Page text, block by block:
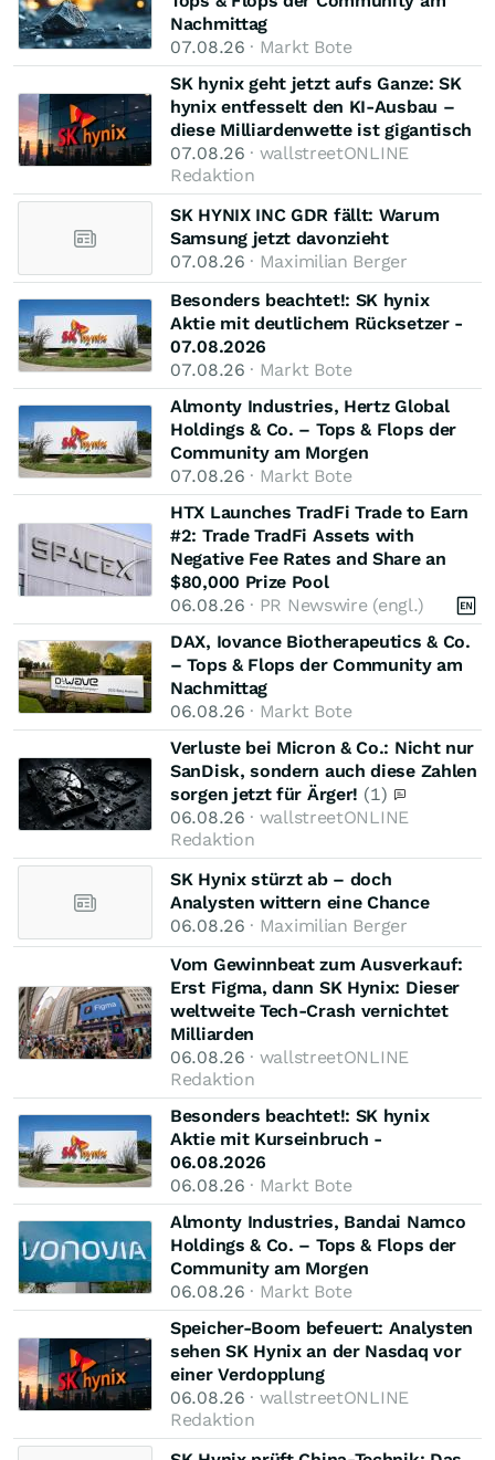
Nachmittag
07.08.26 · Markt Bote
SK hynix geht jetzt aufs Ganze: SK
hynix entfesselt den KI-Ausbau –
diese Milliardenwette ist gigantisch
07.08.26 · wallstreetONLINE
Redaktion
SK HYNIX INC GDR fällt: Warum
Samsung jetzt davonzieht
07.08.26 · Maximilian Berger
Besonders beachtet!: SK hynix
Aktie mit deutlichem Rücksetzer -
07.08.2026
07.08.26 · Markt Bote
Almonty Industries, Hertz Global
Holdings & Co. – Tops & Flops der
Community am Morgen
07.08.26 · Markt Bote
HTX Launches TradFi Trade to Earn
#2: Trade TradFi Assets with
Negative Fee Rates and Share an
$80,000 Prize Pool
06.08.26 · PR Newswire (engl.)
DAX, Iovance Biotherapeutics & Co.
– Tops & Flops der Community am
Nachmittag
06.08.26 · Markt Bote
Verluste bei Micron & Co.: Nicht nur
SanDisk, sondern auch diese Zahlen
sorgen jetzt für Ärger! (1)
06.08.26 · wallstreetONLINE
Redaktion
SK Hynix stürzt ab – doch
Analysten wittern eine Chance
06.08.26 · Maximilian Berger
Vom Gewinnbeat zum Ausverkauf:
Erst Figma, dann SK Hynix: Dieser
weltweite Tech-Crash vernichtet
Milliarden
06.08.26 · wallstreetONLINE
Redaktion
Besonders beachtet!: SK hynix
Aktie mit Kurseinbruch -
06.08.2026
06.08.26 · Markt Bote
Almonty Industries, Bandai Namco
Holdings & Co. – Tops & Flops der
Community am Morgen
06.08.26 · Markt Bote
Speicher-Boom befeuert: Analysten
sehen SK Hynix an der Nasdaq vor
einer Verdopplung
06.08.26 · wallstreetONLINE
Redaktion